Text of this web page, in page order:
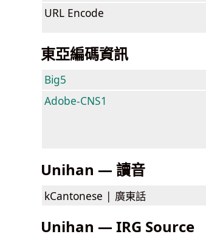
URL Encode
東亞編碼資訊
Big5
Adobe-CNS1
Unihan — 讀音
kCantonese | 廣東話
Unihan — IRG Source